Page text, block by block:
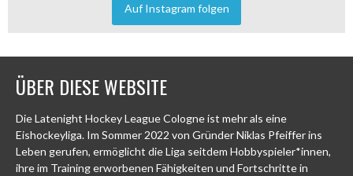
Auf Instagram folgen
ÜBER DIESE WEBSITE
Die Latenight Hockey League Cologne ist mehr als eine
Eishockeyliga. Im Sommer 2022 von Gründer Niklas Pfeiffer ins
Leben gerufen, ermöglicht die Liga seitdem Hobbyspieler*innen,
ihre im Training erworbenen Fähigkeiten und Fortschritte in